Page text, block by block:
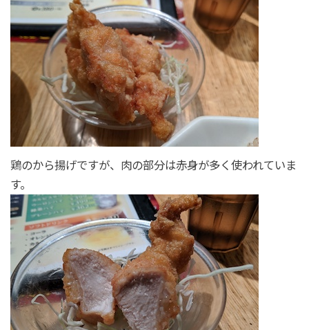
鶏のから揚げですが、肉の部分は赤身が多く使われていま
す。